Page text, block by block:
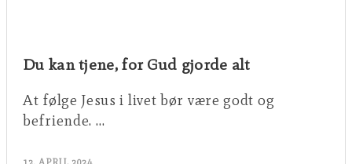
Du kan tjene, for Gud gjorde alt
At følge Jesus i livet bør være godt og
befriende. …